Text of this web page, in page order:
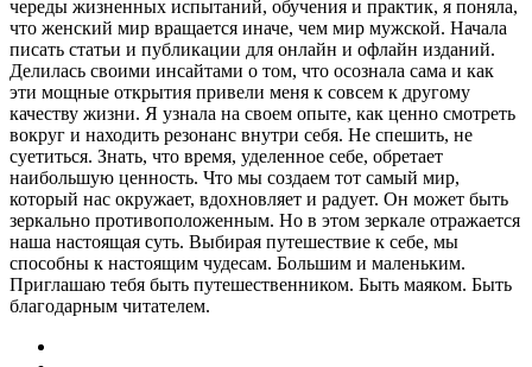
череды жизненных испытаний, обучения и практик, я поняла,
что женский мир вращается иначе, чем мир мужской. Начала
писать статьи и публикации для онлайн и офлайн изданий.
Делилась своими инсайтами о том, что осознала сама и как
эти мощные открытия привели меня к совсем к другому
качеству жизни. Я узнала на своем опыте, как ценно смотреть
вокруг и находить резонанс внутри себя. Не спешить, не
суетиться. Знать, что время, уделенное себе, обретает
наибольшую ценность. Что мы создаем тот самый мир,
который нас окружает, вдохновляет и радует. Он может быть
зеркально противоположенным. Но в этом зеркале отражается
наша настоящая суть. Выбирая путешествие к себе, мы
способны к настоящим чудесам. Большим и маленьким.
Приглашаю тебя быть путешественником. Быть маяком. Быть
благодарным читателем.